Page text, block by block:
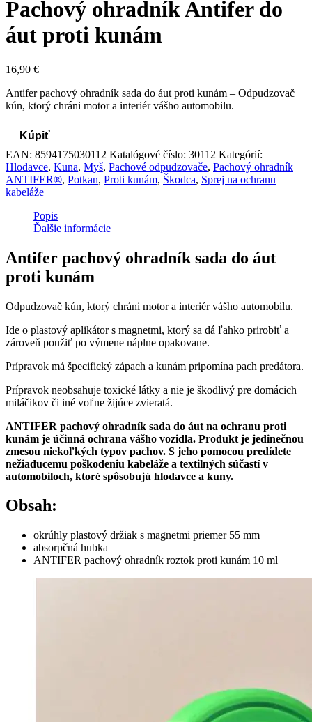
Pachový ohradník Antifer do
áut proti kunám
16,90 €
Antifer pachový ohradník sada do áut proti kunám – Odpudzovač
kún, ktorý chráni motor a interiér vášho automobilu.
Kúpiť
EAN: 8594175030112 Katalógové číslo: 30112 Kategórií:
Hlodavce, Kuna, Myš, Pachové odpudzovače, Pachový ohradník
ANTIFER®, Potkan, Proti kunám, Škodca, Sprej na ochranu
kabeláže
Popis
Ďalšie informácie
Antifer pachový ohradník sada do áut
proti kunám
Odpudzovač kún, ktorý chráni motor a interiér vášho automobilu.
Ide o plastový aplikátor s magnetmi, ktorý sa dá ľahko prirobiť a
zároveň použiť po výmene náplne opakovane.
Prípravok má špecifický zápach a kunám pripomína pach predátora.
Prípravok neobsahuje toxické látky a nie je škodlivý pre domácich
miláčikov či iné voľne žijúce zvieratá.
ANTIFER pachový ohradník sada do áut na ochranu proti
kunám je účinná ochrana vášho vozidla. Produkt je jedinečnou
zmesou niekoľkých typov pachov. S jeho pomocou predídete
nežiaducemu poškodeniu kabeláže a textilných súčastí v
automobiloch, ktoré spôsobujú hlodavce a kuny.
Obsah:
okrúhly plastový držiak s magnetmi priemer 55 mm
absorpčná hubka
ANTIFER pachový ohradník roztok proti kunám 10 ml